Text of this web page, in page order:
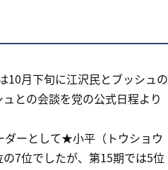
10月下旬に江沢民とブッシュの
との会談を党の公式日程より
ダーとして★小平（トウショウ
7位でしたが、第15期では5位